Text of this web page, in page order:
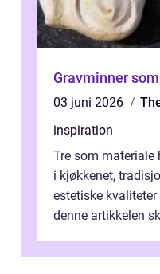
Gravminner
03 juni 2026
inspiration
Tre som
i kjøkkenet,
estetiske kvaliteter
denne artikkelen